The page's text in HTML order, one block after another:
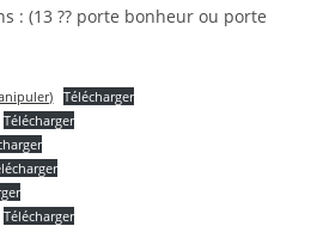
: (13 ?? porte bonheur ou porte
Télécharger
Télécharger
Télécharger